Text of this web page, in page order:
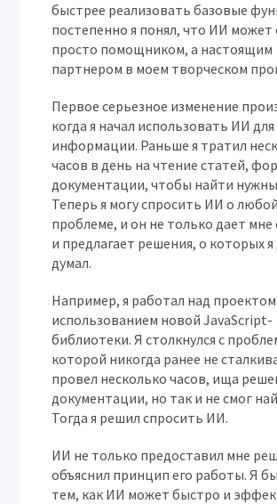
быстрее реализовать базовые
постепенно я понял, что ИИ может
просто помощником, а настоящим
партнером в моем творческом
Первое серьезное изменение
когда я начал использовать ИИ
информации. Раньше я тратил
часов в день на чтение статей,
документации, чтобы найти
Теперь я могу спросить ИИ о любой
проблеме, и он не только дает мне
и предлагает решения, о которых
думал.
Например, я работал над проектом
использованием новой JavaScript-
библиотеки. Я столкнулся с
которой никогда ранее не
провел несколько часов, ища
документации, но так и не смог
Тогда я решил спросить ИИ.
ИИ не только предоставил мне
объяснил принцип его работы. Я
тем, как ИИ может быстро и